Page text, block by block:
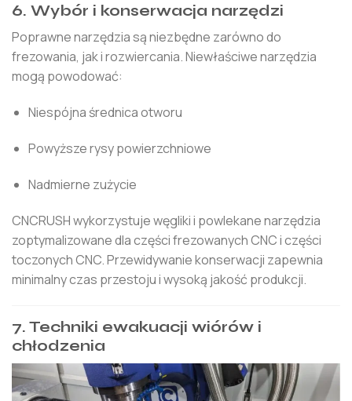
6. Wybór i konserwacja narzędzi
Poprawne narzędzia są niezbędne zarówno do
frezowania, jak i rozwiercania. Niewłaściwe narzędzia
mogą powodować:
Niespójna średnica otworu
Powyższe rysy powierzchniowe
Nadmierne zużycie
CNCRUSH wykorzystuje węgliki i powlekane narzędzia
zoptymalizowane dla części frezowanych CNC i części
toczonych CNC. Przewidywanie konserwacji zapewnia
minimalny czas przestoju i wysoką jakość produkcji.
7. Techniki ewakuacji wiórów i
chłodzenia